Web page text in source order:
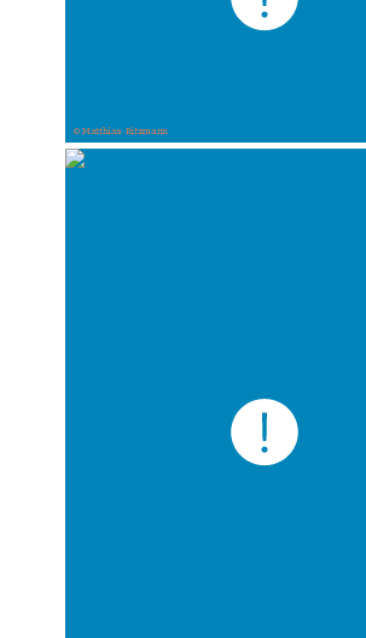
© Matthias Ritzmann